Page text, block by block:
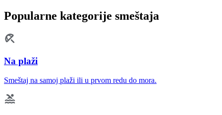
Popularne kategorije smeštaja
Na plaži
Smeštaj na samoj plaži ili u prvom redu do mora.